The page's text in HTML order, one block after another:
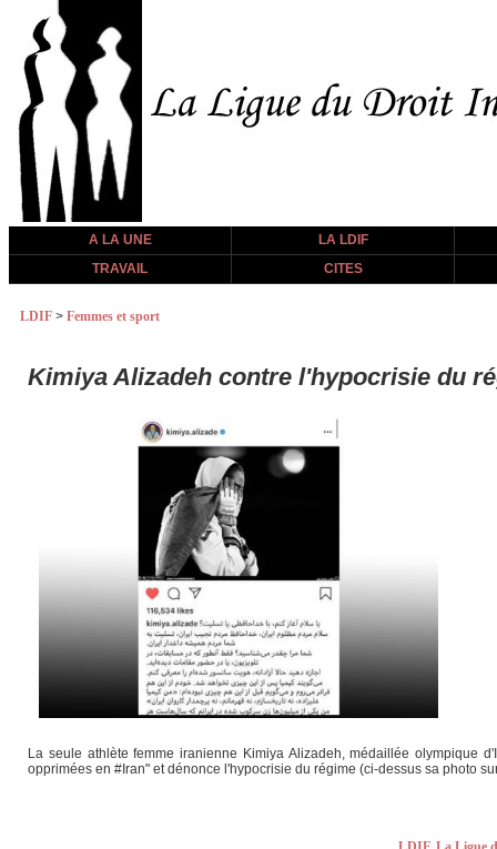
A LA UNE
LA LDIF
TRAVAIL
CITES
LDIF > Femmes et sport
Kimiya Alizadeh contre l'hypocrisie du
La seule athlète femme iranienne Kimiya Alizadeh, médaillée
opprimées en #Iran" et dénonce l'hypocrisie du régime (ci-dessus sa photo